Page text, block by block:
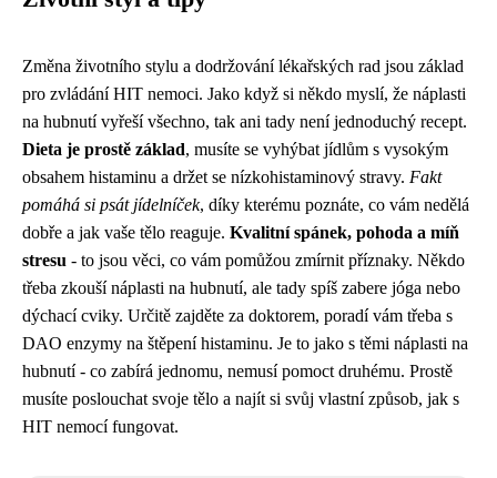
Změna životního stylu a dodržování lékařských rad jsou základ
pro zvládání HIT nemoci. Jako když si někdo myslí, že náplasti
na hubnutívyřeší všechno, tak ani tady není jednoduchý recept.
Dieta je prostě základ, musíte se vyhýbat jídlům s vysokým
obsahem histaminu a držet se nízkohistaminový stravy. Fakt
pomáhá si psát jídelníček, díky kterému poznáte, co vám nedělá
dobře a jak vaše tělo reaguje. Kvalitní spánek, pohoda a míň
stresu - to jsou věci, co vám pomůžou zmírnit příznaky. Někdo
třeba zkouší náplasti na hubnutí, ale tady spíš zabere jóga nebo
dýchací cviky. Určitě zajděte za doktorem, poradí vám třeba s
DAO enzymy na štěpení histaminu. Je to jako s těmi náplasti na
hubnutí - co zabírá jednomu, nemusí pomoct druhému. Prostě
musíte poslouchat svoje tělo a najít si svůj vlastní způsob, jak s
HIT nemocí fungovat.